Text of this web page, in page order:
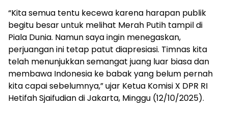
“Kita semua tentu kecewa karena harapan publik
begitu besar untuk melihat Merah Putih tampil di
Piala Dunia. Namun saya ingin menegaskan,
perjuangan ini tetap patut diapresiasi. Timnas kita
telah menunjukkan semangat juang luar biasa dan
membawa Indonesia ke babak yang belum pernah
kita capai sebelumnya,” ujar Ketua Komisi X DPR RI
Hetifah Sjaifudian di Jakarta, Minggu (12/10/2025).